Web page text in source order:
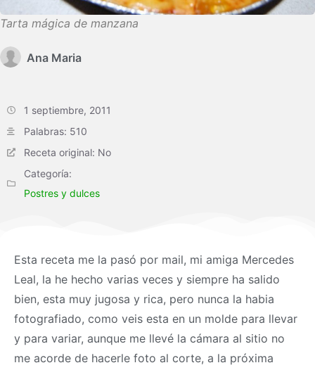
Tarta mágica de manzana
Ana Maria
1 septiembre, 2011
Palabras: 510
Receta original: No
Categoría:
Postres y dulces
Esta receta me la pasó por mail, mi amiga Mercedes
Leal, la he hecho varias veces y siempre ha salido
bien, esta muy jugosa y rica, pero nunca la habia
fotografiado, como veis esta en un molde para llevar
y para variar, aunque me llevé la cámara al sitio no
me acorde de hacerle foto al corte, a la próxima